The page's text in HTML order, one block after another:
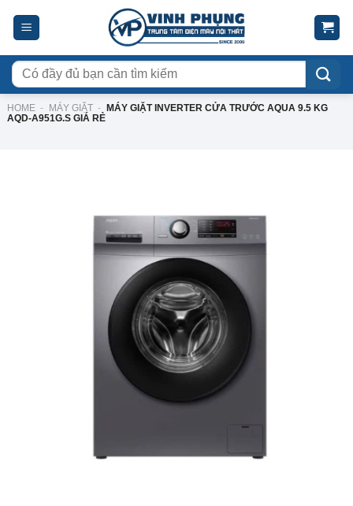
Tìm
kiếm:
HOME - MÁY GIẶT -
MÁY GIẶT INVERTER CỬA TRƯỚC AQUA 9.5 KG
AQD-A951G.S GIÁ RẺ